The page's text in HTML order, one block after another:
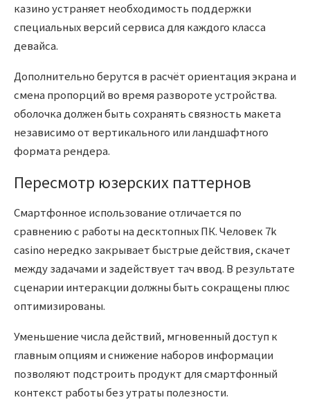
казино устраняет необходимость поддержки
специальных версий сервиса для каждого класса
девайса.
Дополнительно берутся в расчёт ориентация экрана и
смена пропорций во время развороте устройства.
оболочка должен быть сохранять связность макета
независимо от вертикального или ландшафтного
формата рендера.
Пересмотр юзерских паттернов
Смартфонное использование отличается по
сравнению с работы на десктопных ПК. Человек 7k
casino нередко закрывает быстрые действия, скачет
между задачами и задействует тач ввод. В результате
сценарии интеракции должны быть сокращены плюс
оптимизированы.
Уменьшение числа действий, мгновенный доступ к
главным опциям и снижение наборов информации
позволяют подстроить продукт для смартфонный
контекст работы без утраты полезности.